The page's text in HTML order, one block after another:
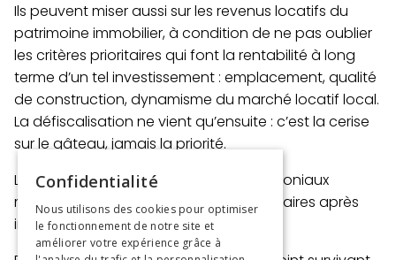
Ils peuvent miser aussi sur les revenus locatifs du
patrimoine immobilier,à condition de ne pas oublier
les critères prioritaires qui font la rentabilité à long
terme d’un tel investissement : emplacement, qualité
de construction, dynamisme du marché locatif local.
La défiscalisation ne vient qu’ensuite : c’est la cerise
sur le gâteau, jamais la priorité.
Là encore, la majorité des bilans patrimoniaux
montrent que les revenus complémentaires après
impôtssont un peu “courts”.
Confidentialité
Nous utilisons des cookies pour optimiser
le fonctionnement de notre site et
améliorer votre expérience grâce à